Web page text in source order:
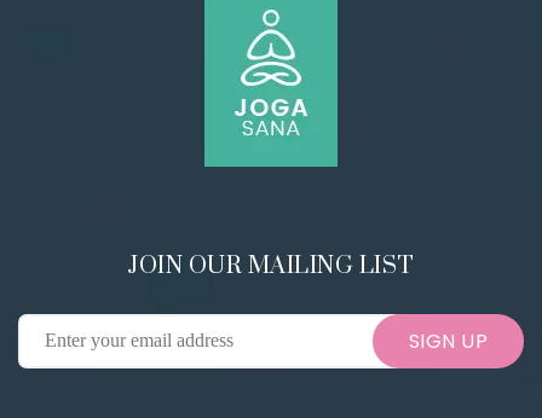
JOIN OUR MAILING LIST
SIGN UP